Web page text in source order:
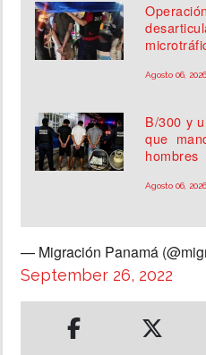
Agosto 06, 2026
B/300 y
que
hombres
Agosto 06, 2026
— Migración Panamá
September 26, 2022